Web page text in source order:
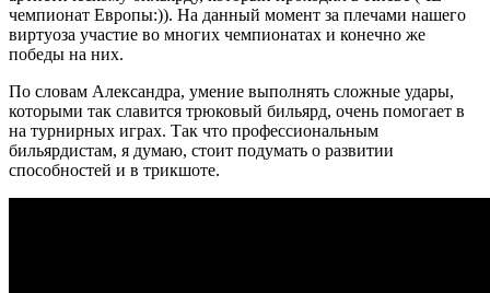
чемпионат Европы:)). На данный момент за плечами нашего
виртуоза участие во многих чемпионатах и конечно же
победы на них.
По словам Александра, умение выполнять сложные удары,
которыми так славится трюковый бильярд, очень помогает в
на турнирных играх. Так что профессиональным
бильярдистам, я думаю, стоит подумать о развитии
способностей и в трикшоте.